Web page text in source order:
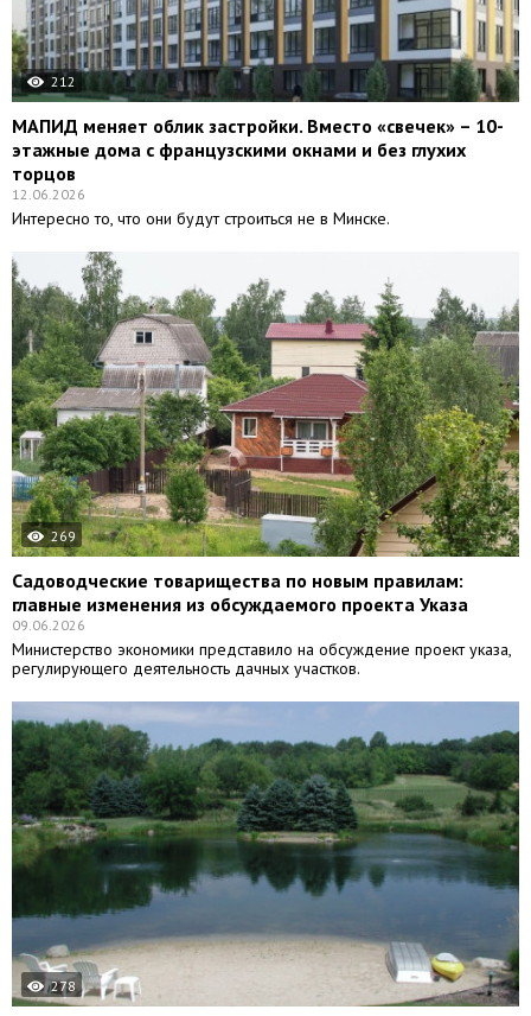
212
МАПИД меняет облик застройки. Вместо «свечек» – 10-
этажные дома с французскими окнами и без глухих
торцов
12.06.2026
Интересно то, что они будут строиться не в Минске.
269
Садоводческие товарищества по новым правилам:
главные изменения из обсуждаемого проекта Указа
09.06.2026
Министерство экономики представило на обсуждение проект указа,
регулирующего деятельность дачных участков.
278